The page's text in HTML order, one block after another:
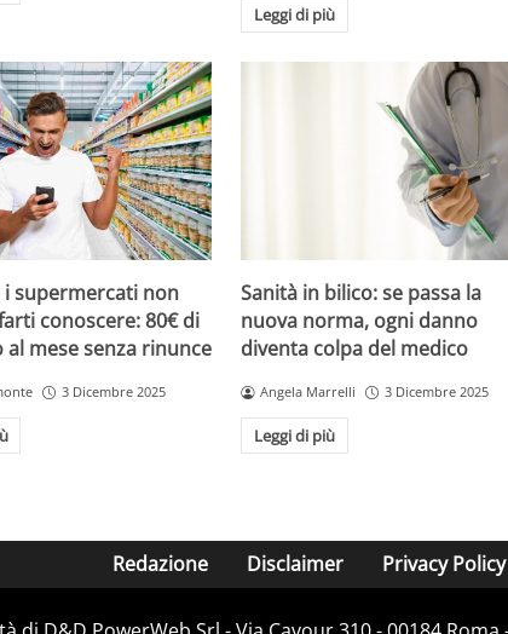
Leggi di più
i supermercati non
conoscere: 80€ di
mese senza rinunce
3 Dicembre 2025
Sanità in bilico: se passa la
nuova norma, ogni danno
diventa colpa del medico
Angela Marrelli 3 Dicembre 2025
Leggi di più
Redazione Disclaimer Privacy Policy